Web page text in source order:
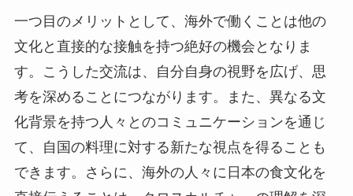
一つ目のメリットとして、海外で働くことは他の
文化と直接的な接触を持つ絶好の機会となりま
す。こうした交流は、自分自身の視野を広げ、思
考を深めることにつながります。また、異なる文
化背景を持つ人々とのコミュニケーションを通じ
て、自国の料理に対する新たな視点を得ることも
できます。さらに、海外の人々に日本の食文化を